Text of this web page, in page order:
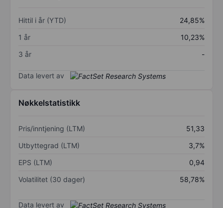
Hittil i år (YTD)
24,85%
1 år
10,23%
3 år
-
Data levert av
Nøkkelstatistikk
Pris/inntjening (LTM)
51,33
Utbyttegrad (LTM)
3,7%
EPS (LTM)
0,94
Volatilitet (30 dager)
58,78%
Data levert av